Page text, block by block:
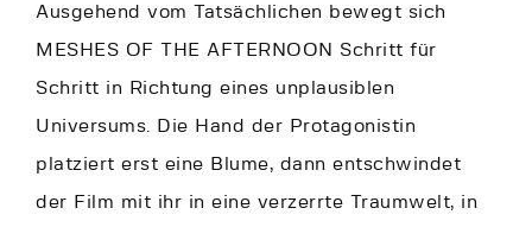
Ausgehend vom Tatsächlichen bewegt sich
MESHES OF THE AFTERNOON Schritt für
Schritt in Richtung eines unplausiblen
Universums. Die Hand der Protagonistin
platziert erst eine Blume, dann entschwindet
der Film mit ihr in eine verzerrte Traumwelt, in